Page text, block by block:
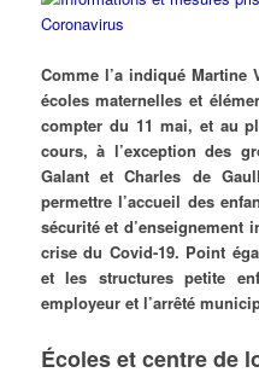
Comme l’a indiqué Martine
écoles maternelles et
compter du 11 mai, et au
cours, à l’exception des
Galant et Charles de
permettre l’accueil des
sécurité et d’enseignement
crise du Covid-19. Point
et les structures petite
employeur et l’arrêté
Écoles et centre de